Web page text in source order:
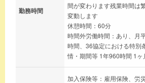
勤務時間
間が変わります残業時間は
変動します
休憩時間：60分
時間外労働時間：あり、月
時間、36協定における特別
情・期間等 1年960時間 1
加入保険等：雇用保険、労